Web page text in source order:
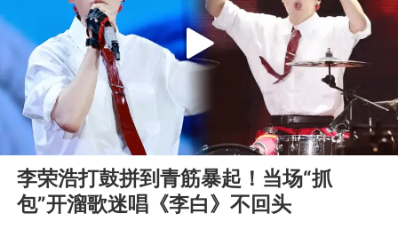
00:00 02:13
Play
李荣浩打鼓拼到青筋暴起！当场“抓
包”开溜歌迷唱《李白》不回头